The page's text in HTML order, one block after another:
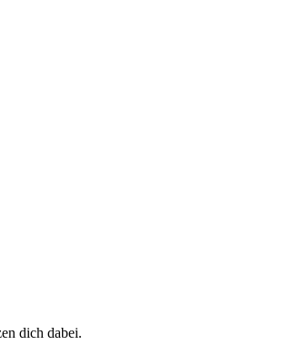
dich dabei.